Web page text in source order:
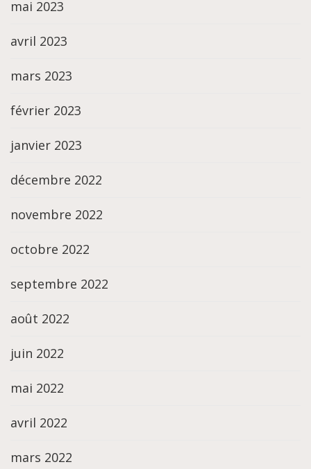
mai 2023
avril 2023
mars 2023
février 2023
janvier 2023
décembre 2022
novembre 2022
octobre 2022
septembre 2022
août 2022
juin 2022
mai 2022
avril 2022
mars 2022